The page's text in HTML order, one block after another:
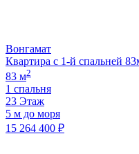
Вонгамат
Квартира с 1-й спальней
83 м2
1 спальня
23 Этаж
5 м до моря
15 264 400 ₽